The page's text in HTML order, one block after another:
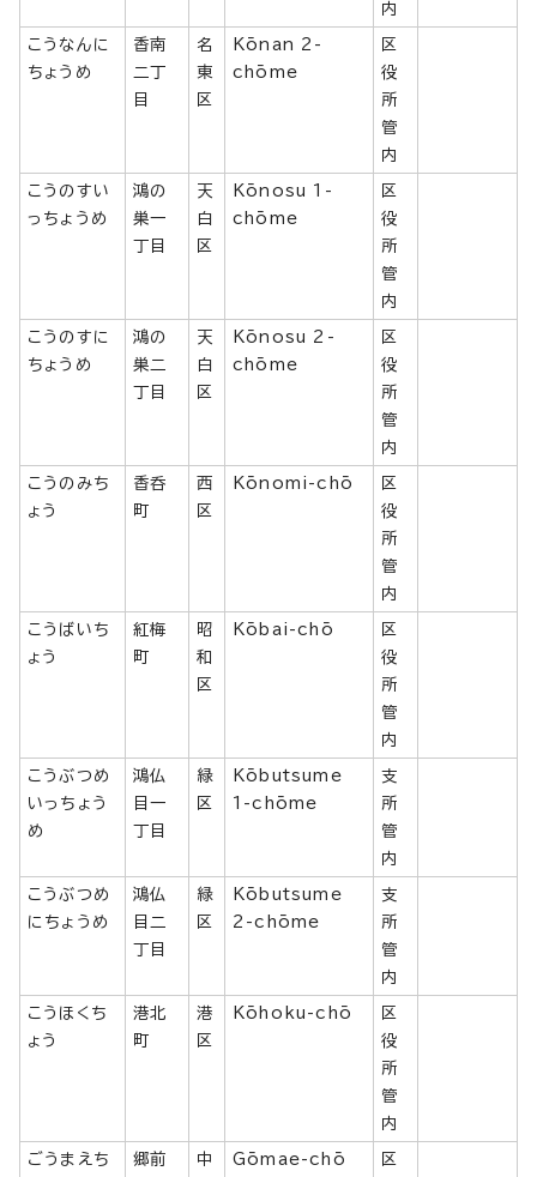
内
こうなんに
ちょうめ
香南
二丁
目
名
東
区
Kōnan 2-
chōme
区
役
所
管
内
こうのすい
っちょうめ
鴻の
巣一
丁目
天
白
区
Kōnosu 1-
chōme
区
役
所
管
内
こうのすに
ちょうめ
鴻の
巣二
丁目
天
白
区
Kōnosu 2-
chōme
区
役
所
管
内
こうのみち
ょう
香呑
町
西
区
Kōnomi-chō
区
役
所
管
内
こうばいち
ょう
紅梅
町
昭
和
区
Kōbai-chō
区
役
所
管
内
こうぶつめ
いっちょう
め
鴻仏
目一
丁目
緑
区
Kōbutsume
1-chōme
支
所
管
内
こうぶつめ
にちょうめ
鴻仏
目二
丁目
緑
区
Kōbutsume
2-chōme
支
所
管
内
こうほくち
ょう
港北
町
港
区
Kōhoku-chō
区
役
所
管
内
ごうまえち
郷前
中
Gōmae-chō
区